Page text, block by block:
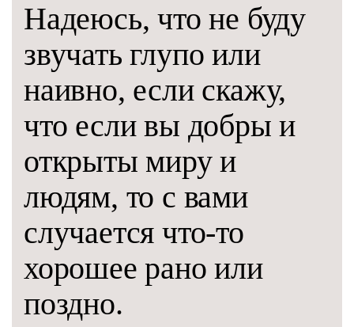
Надеюсь, что не буду
звучать глупо или
наивно, если скажу,
что если вы добры и
открыты миру и
людям, то с вами
случается что-то
хорошее рано или
поздно.